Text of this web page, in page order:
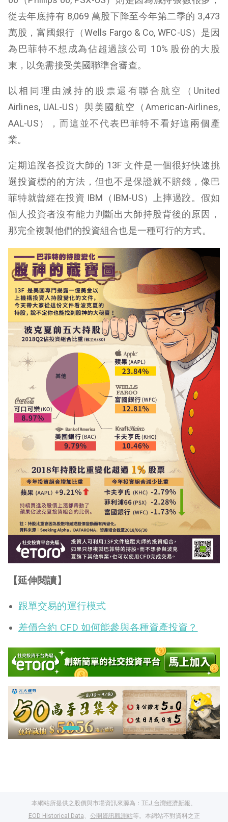
從去年底持有 8,069 萬股下降至今年第二季的 3,473
萬股，富國銀行（Wells Fargo & Co, WFC-US）是因
為巴菲特不想成為佔超過該公司 10% 股份的大股
東，以免需接受美國聯準會審查。
以相同理由減持的股票還有聯合航空（United
Airlines, UAL-US）與美國航空（American-Airlines,
AAL-US），而這並不代表巴菲特不看好這兩個產
業。
定期追蹤各投資大師的 13F 文件是一個很好快速挑
選投資標的的方法，但也不是保證就不賠錢，像巴
菲特就曾經在投資 IBM（IBM-US）上摔過跤。假如
個人投資者沒有能力判斷出大師持股背後的原因，
那完全複製他們的投資組合也是一種可行的方式。
【延伸閱讀】
跟單交易的運行模式
差價合約 CFD 如何能參與各種資產投資？
本網站所提供之股價與市場資訊來源為： TEJ 台灣經濟新報
EOD Historical Data
公開資訊觀測站等。本網站不對資料之正